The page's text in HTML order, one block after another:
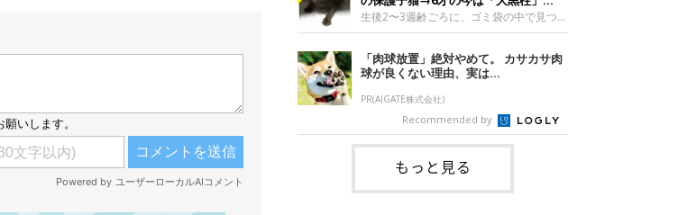
でうとうとし始めたのだとか。飼い主さ
モちゃんが生後1カ月ごろに撮影された一
枚。飼い主さんの自宅マンションの駐輪場
です。子猫時代のモモちゃん。
@Kingponzuその日は気温が35℃を
さな兄妹猫（写真上から）妹猫・てんちゃ
ん、兄猫・ラムくん。@ten_ramu紹介す
るのは、X（旧Twitter）ユーザー
@ten_ramuさんの愛猫・ラムくんとてん
ちゃん（ともに取材時6才）の成長記録で
す。この写真は、お迎えして間もない生後
1カ月半ごろの2匹。当時、ラムくんは260
グラム、てんちゃんは209グラムと、どち
らもとても小さな体でした。2匹
に！ 美しい黒猫に成長した姿にグッ
とくる
生後2〜3週齢ごろに、ゴミ袋の中で見つか
った小さな命。ミルクから育てられたその
子猫は今、家族に欠かせない存在へと成長
しました。ゴミ袋の中で見つかった、ミニ
モグラのような子猫よちよち歩きをしてい
たころの、生後2〜3週齢ごろのドンちゃ
ん。@doddou_1今回紹介するのは、
X（旧Twitter）ユーザー@doddou_1さん
の愛猫・ドンちゃん（取材時、推定6才／
本名：ドミトリー・ドンスコイ）。ドンち
ゃんは、保護猫でした。ドンちゃんが見つ
かったのは、飼い主さんの姉の勤め先の敷
「肉球放置」絶対やめて。 カサカサ肉
球が良くない理由、実は...
PR(AIGATE株式会社)
Recommended by
もっと見る